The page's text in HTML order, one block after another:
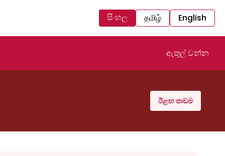
සිංහල தமிழ் English
ඇතුල් වන්න
ඊළඟ පාඩම